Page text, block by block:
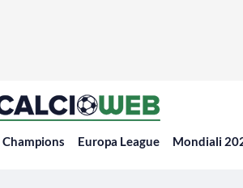
Champions Europa League Mondiali